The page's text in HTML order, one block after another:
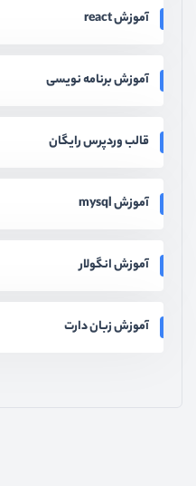
آموزش react
آموزش برنامه نویسی
قالب وردپرس رایگان
آموزش mysql
آموزش انگولار
آموزش زبان دارت